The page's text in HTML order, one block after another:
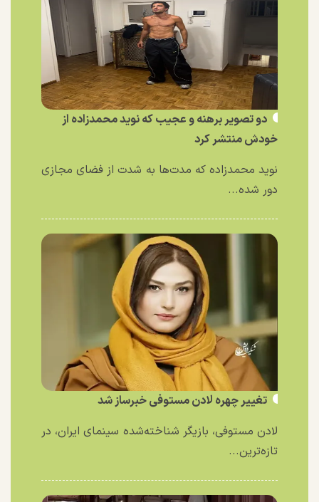
دو تصویر برهنه و عجیب که نوید محمدزاده از
خودش منتشر کرد
نوید محمدزاده که مدت‌ها به شدت از فضای مجازی
دور شده...
تغییر چهره لادن مستوفی خبرساز شد
لادن مستوفی، بازیگر شناخته‌شده سینمای ایران، در
تازه‌ترین...